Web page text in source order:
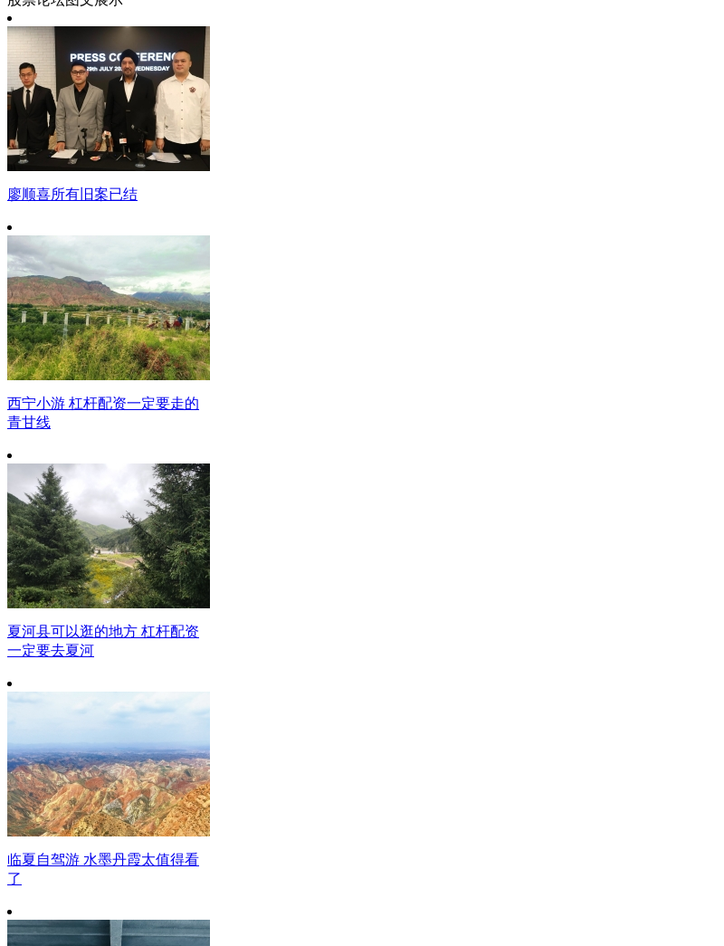
廖顺喜所有旧案已结
西宁小游 杠杆配资一定要走的
青甘线
夏河县可以逛的地方 杠杆配资
一定要去夏河
临夏自驾游 水墨丹霞太值得看
了